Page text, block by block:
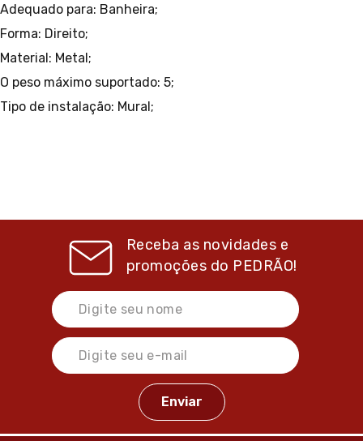
Adequado para: Banheira;
Forma: Direito;
Material: Metal;
O peso máximo suportado: 5;
Tipo de instalação: Mural;
Receba as novidades e
promoções do PEDRÃO!